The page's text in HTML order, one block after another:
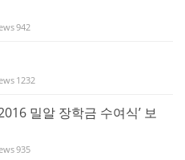
942
1232
밀알 장학금 수여식’ 보
935